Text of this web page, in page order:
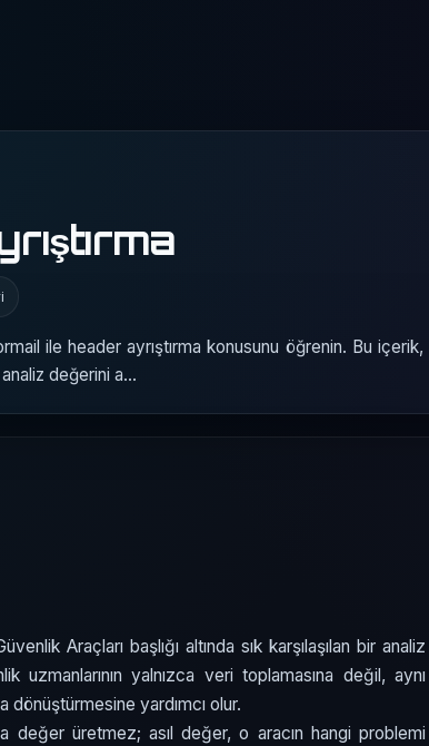
ile header ayrıştırma konusunu öğrenin. Bu içerik,
analiz değerini a…
Araçları başlığı altında sık karşılaşılan bir analiz
yalnızca veri toplamasına değil, aynı
dönüştürmesine yardımcı olur.
değer üretmez; asıl değer, o aracın hangi problemi